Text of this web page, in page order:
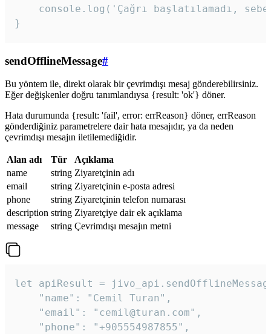
console.log('Çağrı başlatılamadı,
}
sendOfflineMessage#
Bu yöntem ile, direkt olarak bir çevrimdışı mesaj gönderebilirsiniz.
Eğer değişkenler doğru tanımlandıysa {result: 'ok'} döner.
Hata durumunda {result: 'fail', error: errReason} döner, errReason
gönderdiğiniz parametrelere dair hata mesajıdır, ya da neden
çevrimdışı mesajın iletilemediğidir.
Alan adı Tür
Açıklama
name
string Ziyaretçinin adı
email
string Ziyaretçinin e-posta adresi
phone
string Ziyaretçinin telefon numarası
description string Ziyaretçiye dair ek açıklama
message
string Çevrimdışı mesajın metni
let apiResult =
    "name": "Cemil Turan",
    "email": "cemil@turan.com",
    "phone": "+905554987855",